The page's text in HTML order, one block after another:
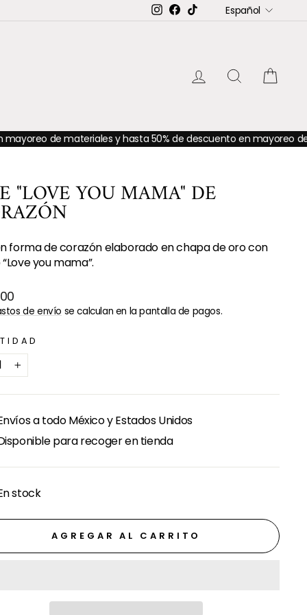
Instagram
Facebook IDIOMA
Español
INGRESAR
BUSCAR
materiales y hasta 50% de descuento en mayoreo de
"LOVE YOU MAMA" DE
forma de corazón elaborado en chapa de oro con
you mama”.
de envío se calculan en la pantalla de pagos.
+
a todo México y Estados Unidos
para recoger en tienda
stock
AGREGAR AL CARRITO